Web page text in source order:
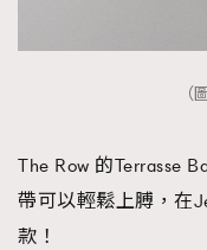
（
The Row 的Terrasse
帶可以輕鬆上膊，在
款！